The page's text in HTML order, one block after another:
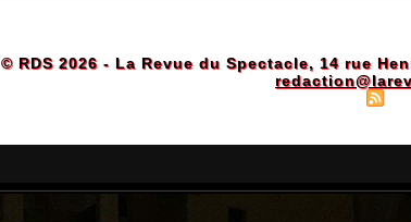
© RDS 2026 - La Revue du Spectacle, 14 rue